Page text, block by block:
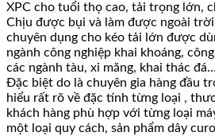
XPC cho tuổi thọ cao, tải trọng lớn,
Chịu được bụi và làm được ngoài
chuyên dụng cho kéo tải lớn được
ngành công nghiệp khai khoáng,
các ngành tàu, xi măng, khai thác
Đặc biệt do là chuyên gia hàng đầu
hiểu rất rõ về đặc tính từng loại ,
khách hàng phù hợp với từng loại
một loại quy cách, sản phẩm dây